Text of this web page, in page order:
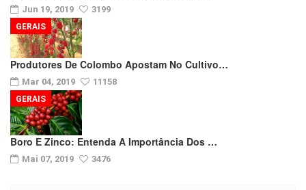
Jun 19, 2019 3199
Produtores De Colombo Apostam No Cultivo…
Mar 04, 2019 11158
GERAIS
Boro E Zinco: Entenda A Importância Dos …
Mai 07, 2019 3476
GERAIS